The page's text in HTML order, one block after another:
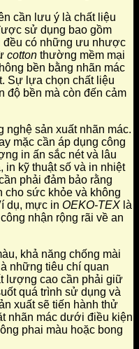
cần lưu ý là chất liệu
sử dụng bao gồm
đều có những ưu nhược
cotton thường mềm mại
bền bằng nhãn mác
Sự lựa chọn chất liệu
độ bền mà còn đến cảm
nghệ sản xuất nhãn mác.
mặc cần áp dụng công
in ấn sắc nét và lâu
kỹ thuật số và in nhiệt
phải đảm bảo rằng
cho sức khỏe và không
dụ, mực in OEKO-TEX là
nhận rộng rãi về an
khả năng chống mài
những tiêu chí quan
lượng cao cần phải giữ
quá trình sử dụng và
xuất sẽ tiến hành thử
nhãn mác dưới điều kiện
phai màu hoặc bong